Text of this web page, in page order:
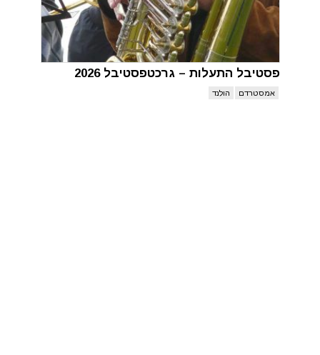
פסטיבל התעלות – גרכטפסטיבל 2026
אמסטרדם הולנד